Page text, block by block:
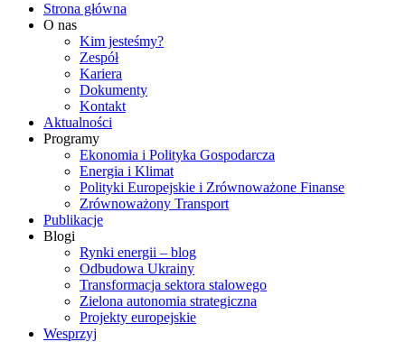
Strona główna
O nas
Kim jesteśmy?
Zespół
Kariera
Dokumenty
Kontakt
Aktualności
Programy
Ekonomia i Polityka Gospodarcza
Energia i Klimat
Polityki Europejskie i Zrównoważone Finanse
Zrównoważony Transport
Publikacje
Blogi
Rynki energii – blog
Odbudowa Ukrainy
Transformacja sektora stalowego
Zielona autonomia strategiczna
Projekty europejskie
Wesprzyj